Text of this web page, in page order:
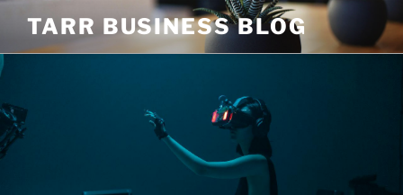
TARR BUSINESS BLOG